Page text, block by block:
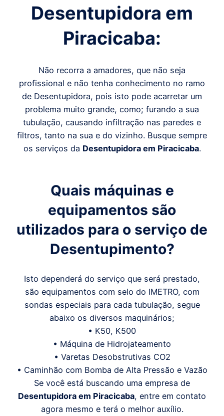
Desentupidora em
Piracicaba:
Não recorra a amadores, que não seja
profissional e não tenha conhecimento no ramo
de Desentupidora, pois isto pode acarretar um
problema muito grande, como; furando a sua
tubulação, causando infiltração nas paredes e
filtros, tanto na sua e do vizinho. Busque sempre
os serviços da Desentupidora em Piracicaba.
Quais máquinas e
equipamentos são
utilizados para o serviço de
Desentupimento?
Isto dependerá do serviço que será prestado,
são equipamentos com selo do IMETRO, com
sondas especiais para cada tubulação, segue
abaixo os diversos maquinários;
• K50, K500
• Máquina de Hidrojateamento
• Varetas Desobstrutivas CO2
• Caminhão com Bomba de Alta Pressão e Vazão
Se você está buscando uma empresa de
Desentupidora em Piracicaba, entre em contato
agora mesmo e terá o melhor auxílio.